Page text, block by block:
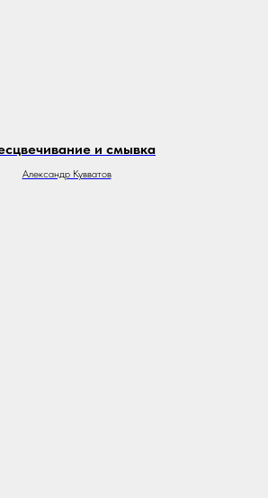
и смывка
Александр Кувватов